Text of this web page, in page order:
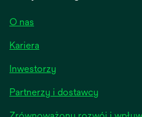
O nas
Kariera
Inwestorzy
a
new
Partnerzy i dostawcy